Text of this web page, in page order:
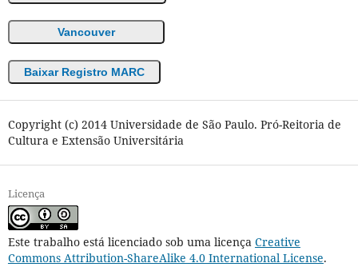
Vancouver
Baixar Registro MARC
Copyright (c) 2014 Universidade de São Paulo. Pró-Reitoria de
Cultura e Extensão Universitária
Licença
Este trabalho está licenciado sob uma licença Creative
Commons Attribution-ShareAlike 4.0 International License.